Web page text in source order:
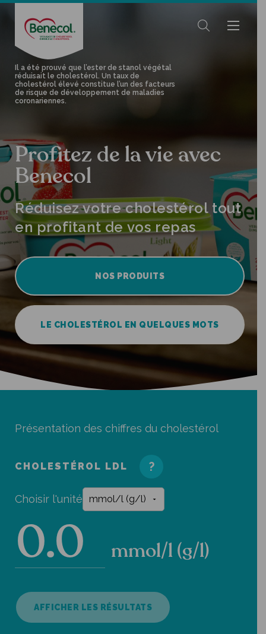
Il a été prouvé que l’ester de stanol végétal
réduisait le cholestérol. Un taux de
cholestérol élevé constitue l’un des facteurs
de risque de développement de maladies
coronariennes.
Profitez de la vie avec
Benecol
Réduisez votre cholestérol tout
en profitant de vos repas
NOS PRODUITS
LE CHOLESTÉROL EN QUELQUES MOTS
Présentation des chiffres du cholestérol
CHOLESTÉROL LDL ?
Choisir l'unité
mmol/l (g/l)
AFFICHER LES RÉSULTATS